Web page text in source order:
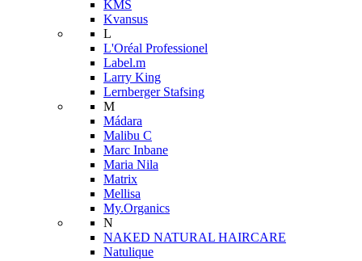
KMS
Kvansus
L
L'Oréal Professionel
Label.m
Larry King
Lernberger Stafsing
M
Mádara
Malibu C
Marc Inbane
Maria Nila
Matrix
Mellisa
My.Organics
N
NAKED NATURAL HAIRCARE
Natulique